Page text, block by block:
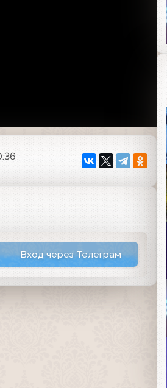
Вход через Телеграм